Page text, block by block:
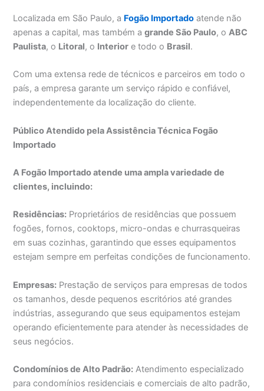
Localizada em São Paulo, a Fogão Importado atende não
apenas a capital, mas também agrande São Paulo, oABC
Paulista, o Litoral, o Interior e todo o Brasil.
Com uma extensa rede de técnicos e parceiros em todo o
país, a empresa garante um serviço rápido e confiável,
independentemente da localização do cliente.
Público Atendido pela Assistência Técnica Fogão
Importado
A Fogão Importado atende uma ampla variedade de
clientes, incluindo:
Residências: Proprietários de residências que possuem
fogões, fornos, cooktops, micro-ondas e churrasqueiras
em suas cozinhas, garantindo que esses equipamentos
estejam sempre em perfeitas condições de funcionamento.
Empresas: Prestação de serviços para empresas de todos
os tamanhos, desde pequenos escritórios até grandes
indústrias, assegurando que seus equipamentos estejam
operando eficientemente para atender às necessidades de
seus negócios.
Condomínios de Alto Padrão: Atendimento especializado
para condomínios residenciais e comerciais de alto padrão,